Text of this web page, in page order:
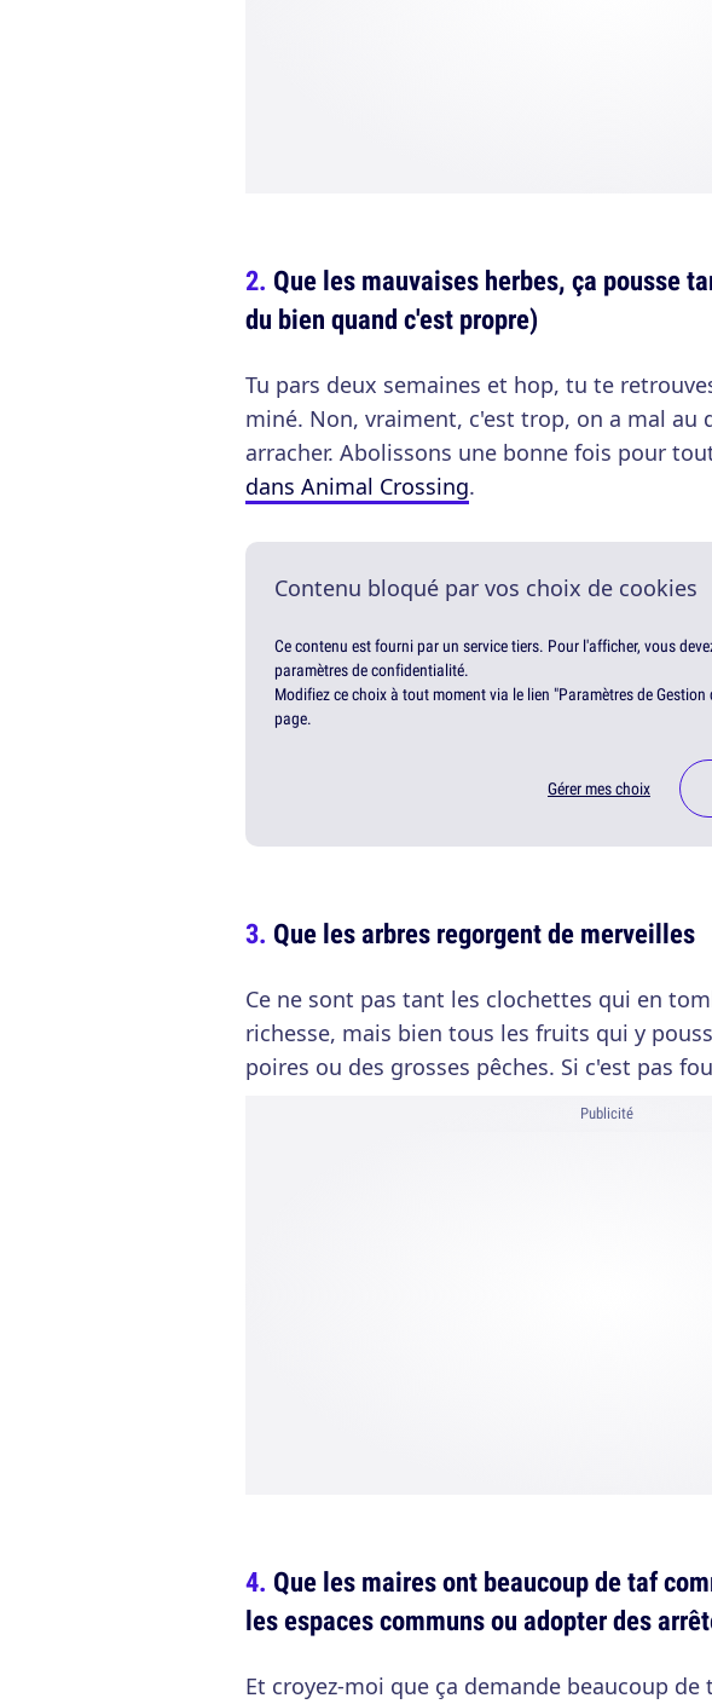
Que les mauvaises herbes, ça pousse
du bien quand c'est propre)
Tu pars deux semaines et hop, tu te
miné. Non, vraiment, c'est trop, on a mal au
arracher. Abolissons une bonne fois pour
dans Animal Crossing.
Contenu bloqué par vos choix de cookies
Ce contenu est fourni par un service tiers. Pour l'afficher, vous
paramètres de confidentialité.
Modifiez ce choix à tout moment via le lien "Paramètres de
page.
Gérer mes choix
Que les arbres regorgent de merveilles
Ce ne sont pas tant les clochettes qui en
richesse, mais bien tous les fruits qui y
poires ou des grosses pêches. Si c'est pas
Publicité
Que les maires ont beaucoup de taf
les espaces communs ou adopter des
Et croyez-moi que ça demande beaucoup